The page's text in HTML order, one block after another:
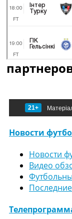
21+
Новости
Новости
Видео